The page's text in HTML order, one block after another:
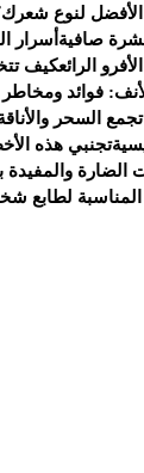
الأفضل لنوع
صافية أسرار
الرائعكيف
فوائد ومخاطر
السحر والأناقة
تجنبي هذه
الضارة
المناسبة لطابع